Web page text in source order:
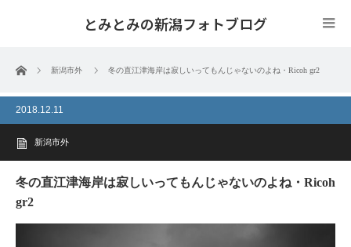
とみとみの新潟フォトブログ
ホーム 新潟市外 冬の直江津海岸は寂しいってもんじゃないのよね・Ricoh gr2
2018.12.11
新潟市外
冬の直江津海岸は寂しいってもんじゃないのよね・Ricoh
gr2